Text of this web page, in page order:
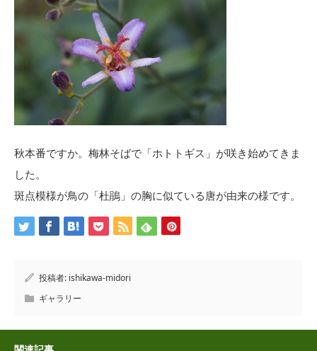
秋本番ですか。梅林そばで「ホトトギス」が咲き始めてきま
した。
斑点模様が鳥の「杜鵑」の胸に似ている唐が由来の様です。
投稿者: ishikawa-midori
ギャラリー